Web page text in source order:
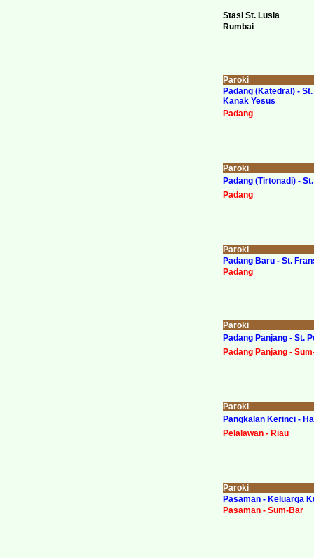
Stasi St. Lusia
Rumbai
Paroki
Padang (Katedral) -
Kanak Yesus
Padang
Paroki
Padang (Tirtonadi) -
Padang
Paroki
Padang Baru - St.
Padang
Paroki
Padang Panjang - St.
Padang Panjang -
Paroki
Pangkalan Kerinci -
Pelalawan - Riau
Paroki
Pasaman - Keluarga
Pasaman - Sum-Bar